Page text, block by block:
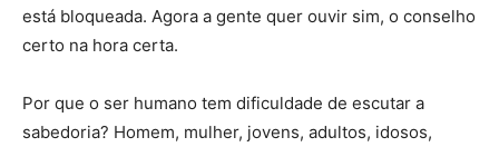
está bloqueada. Agora a gente quer ouvir sim, o conselho
certo na hora certa.
Por que o ser humano tem dificuldade de escutar a
sabedoria? Homem, mulher, jovens, adultos, idosos,